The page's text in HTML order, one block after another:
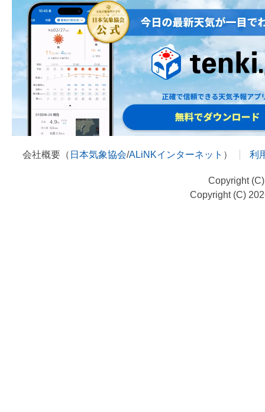
会社概要（ 日本気象協会/ALiNKインターネット ） 利
Copyright
Copyright (C)